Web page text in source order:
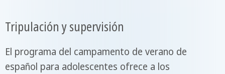
Tripulación y supervisión
El programa del campamento de verano de
español para adolescentes ofrece a los